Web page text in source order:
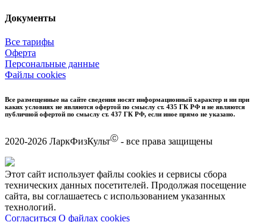
Документы
Все тарифы
Оферта
Персональные данные
Файлы cookies
Все размещенные на сайте сведения носят информационный характер и ни при
каких условиях не являются офертой по смыслу ст. 435 ГК РФ и не являются
публичной офертой по смыслу ст. 437 ГК РФ, если иное прямо не указано.
2020-2026 ЛаркФизКультⒸ - все права защищены
Этот сайт использует файлы cookies и сервисы сбора
технических данных посетителей. Продолжая посещение
сайта, вы соглашаетесь с использованием указанных
технологий.
Согласиться О файлах cookies